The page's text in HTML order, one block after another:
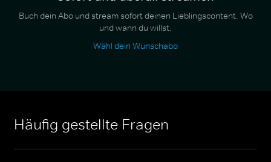
Buch dein Abo und stream sofort deinen Lieblingscontent. Wo
und wann du willst.
Wähl dein Wunschabo
Häufig gestellte Fragen